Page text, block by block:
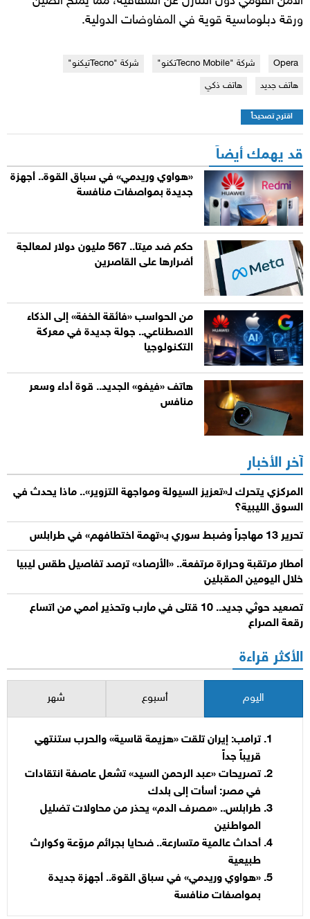
ورقة دبلوماسية قوية في المفاوضات الدولية.
Opera شركة "Tecno Mobileتكنو"
شركة "Tecnoتيكنو"
هاتف جديد
هاتف ذكي
اقترح تصحيحاً
قد يهمك أيضاً
«هواوي وريدمي» في سباق القوة.. أجهزة
جديدة بمواصفات منافسة
حكم ضد ميتا.. 567 مليون دولار لمعالجة
أضرارها على القاصرين
من الحواسب «فائقة الخفة» إلى الذكاء
الاصطناعي.. جولة جديدة في معركة
التكنولوجيا
هاتف «فيفو» الجديد.. قوة أداء وسعر
منافس
آخر الأخبار
المركزي يتحرك لـ«تعزيز السيولة ومواجهة التزوير».. ماذا يحدث في
السوق الليبية؟
تحرير 13 مهاجراً وضبط سوري بـ«تهمة اختطافهم» في طرابلس
أمطار مرتقبة وحرارة مرتفعة.. «الأرصاد» ترصد تفاصيل طقس ليبيا
خلال اليومين المقبلين
تصعيد حوثي جديد.. 10 قتلى في مأرب وتحذير أممي من اتساع
رقعة الصراع
الأكثر قراءة
اليوم أسبوع شهر
ترامب: إيران تلقت «هزيمة قاسية» والحرب ستنتهي
قريباً جداً
تصريحات «عبد الرحمن السيد» تشعل عاصفة انتقادات
في مصر: أسأت إلى بلدك
طرابلس.. «مصرف الدم» يحذر من محاولات تضليل
المواطنين
أحداث عالمية متسارعة.. ضحايا بجرائم مروّعة وكوارث
طبيعية
«هواوي وريدمي» في سباق القوة.. أجهزة جديدة
بمواصفات منافسة